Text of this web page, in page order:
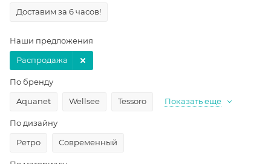
Доставим за 6 часов!
Наши предложения
Распродажа
По бренду
Aquanet
Wellsee Tessoro Показать еще
По дизайну
Ретро
Современный